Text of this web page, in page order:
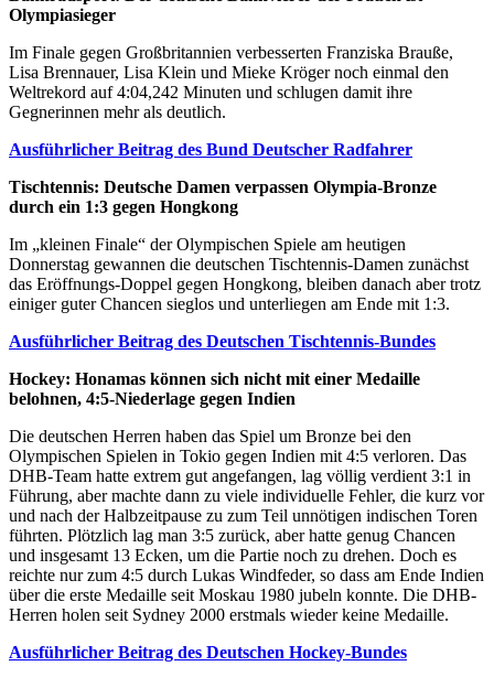
Olympiasieger
Im Finale gegen Großbritannien verbesserten Franziska Brauße,
Lisa Brennauer, Lisa Klein und Mieke Kröger noch einmal den
Weltrekord auf 4:04,242 Minuten und schlugen damit ihre
Gegnerinnen mehr als deutlich.
Ausführlicher Beitrag des Bund Deutscher Radfahrer
Tischtennis: Deutsche Damen verpassen Olympia-Bronze
durch ein 1:3 gegen Hongkong
Im „kleinen Finale“ der Olympischen Spiele am heutigen
Donnerstag gewannen die deutschen Tischtennis-Damen zunächst
das Eröffnungs-Doppel gegen Hongkong, bleiben danach aber trotz
einiger guter Chancen sieglos und unterliegen am Ende mit 1:3.
Ausführlicher Beitrag des Deutschen Tischtennis-Bundes
Hockey: Honamas können sich nicht mit einer Medaille
belohnen, 4:5-Niederlage gegen Indien
Die deutschen Herren haben das Spiel um Bronze bei den
Olympischen Spielen in Tokio gegen Indien mit 4:5 verloren. Das
DHB-Team hatte extrem gut angefangen, lag völlig verdient 3:1 in
Führung, aber machte dann zu viele individuelle Fehler, die kurz vor
und nach der Halbzeitpause zu zum Teil unnötigen indischen Toren
führten. Plötzlich lag man 3:5 zurück, aber hatte genug Chancen
und insgesamt 13 Ecken, um die Partie noch zu drehen. Doch es
reichte nur zum 4:5 durch Lukas Windfeder, so dass am Ende Indien
über die erste Medaille seit Moskau 1980 jubeln konnte. Die DHB-
Herren holen seit Sydney 2000 erstmals wieder keine Medaille.
Ausführlicher Beitrag des Deutschen Hockey-Bundes